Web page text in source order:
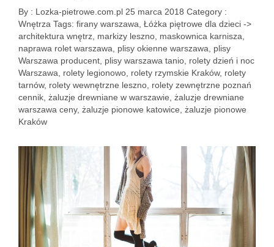
By : Lozka-pietrowe.com.pl 25 marca 2018 Category :
Wnętrza Tags: firany warszawa Łóżka piętrowe dla dzieci ->
architektura wnętrz markizy leszno maskownica karnisza
naprawa rolet warszawa
plisy okienne warszawa
plisy
Warszawa producent plisy warszawa tanio rolety dzień i noc
Warszawa
rolety legionowo rolety rzymskie Kraków, rolety
tarnów, rolety wewnętrzne leszno rolety zewnętrzne poznań
cennik żaluzje drewniane w warszawie żaluzje drewniane
warszawa ceny, żaluzje pionowe katowice żaluzje pionowe
Kraków